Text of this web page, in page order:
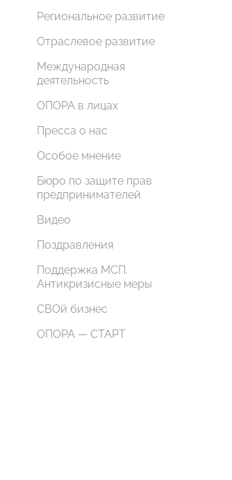
Региональное развитие
Отраслевое развитие
Международная
деятельность
ОПОРА в лицах
Пресса о нас
Особое мнение
Бюро по защите прав
предпринимателей
Видео
Поздравления
Поддержка МСП.
Антикризисные меры
СВОй бизнес
ОПОРА — СТАРТ